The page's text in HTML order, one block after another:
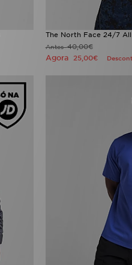
The North Face 24/7
Antes40,00€
Agora 25,00€